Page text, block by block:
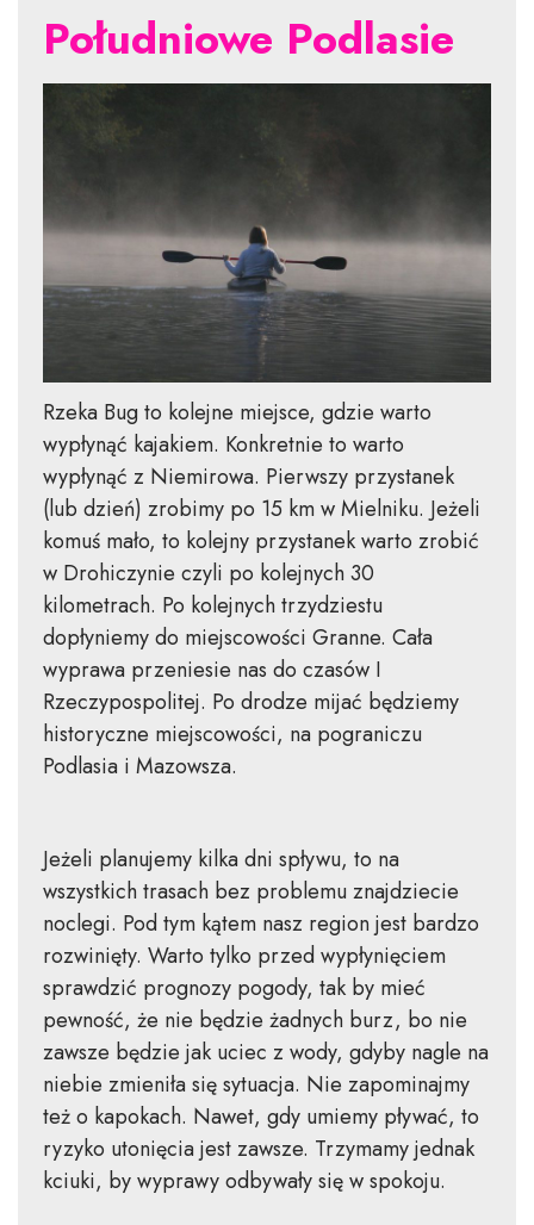
Południowe Podlasie
Rzeka Bug to kolejne miejsce, gdzie warto
wypłynąć kajakiem. Konkretnie to warto
wypłynąć z Niemirowa. Pierwszy przystanek
(lub dzień) zrobimy po 15 km w Mielniku. Jeżeli
komuś mało, to kolejny przystanek warto zrobić
w Drohiczynie czyli po kolejnych 30
kilometrach. Po kolejnych trzydziestu
dopłyniemy do miejscowości Granne. Cała
wyprawa przeniesie nas do czasów I
Rzeczypospolitej. Po drodze mijać będziemy
historyczne miejscowości, na pograniczu
Podlasia i Mazowsza.
Jeżeli planujemy kilka dni spływu, to na
wszystkich trasach bez problemu znajdziecie
noclegi. Pod tym kątem nasz region jest bardzo
rozwinięty. Warto tylko przed wypłynięciem
sprawdzić prognozy pogody, tak by mieć
pewność, że nie będzie żadnych burz, bo nie
zawsze będzie jak uciec z wody, gdyby nagle na
niebie zmieniła się sytuacja. Nie zapominajmy
też o kapokach. Nawet, gdy umiemy pływać, to
ryzyko utonięcia jest zawsze. Trzymamy jednak
kciuki, by wyprawy odbywały się w spokoju.